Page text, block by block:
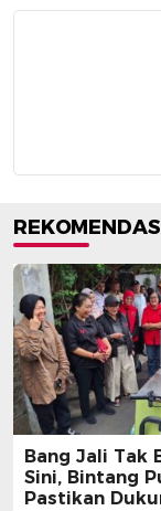
Bang Jali Tak
Sini, Bintang
Pastikan